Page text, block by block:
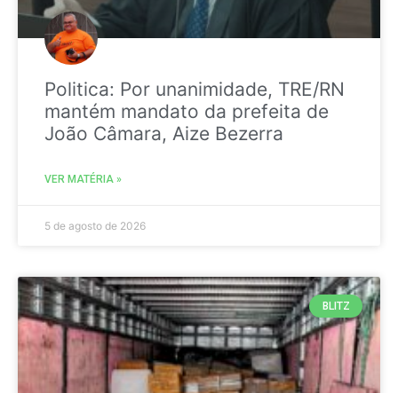
Politica: Por unanimidade, TRE/RN
mantém mandato da prefeita de
João Câmara, Aize Bezerra
VER MATÉRIA »
5 de agosto de 2026
BLITZ